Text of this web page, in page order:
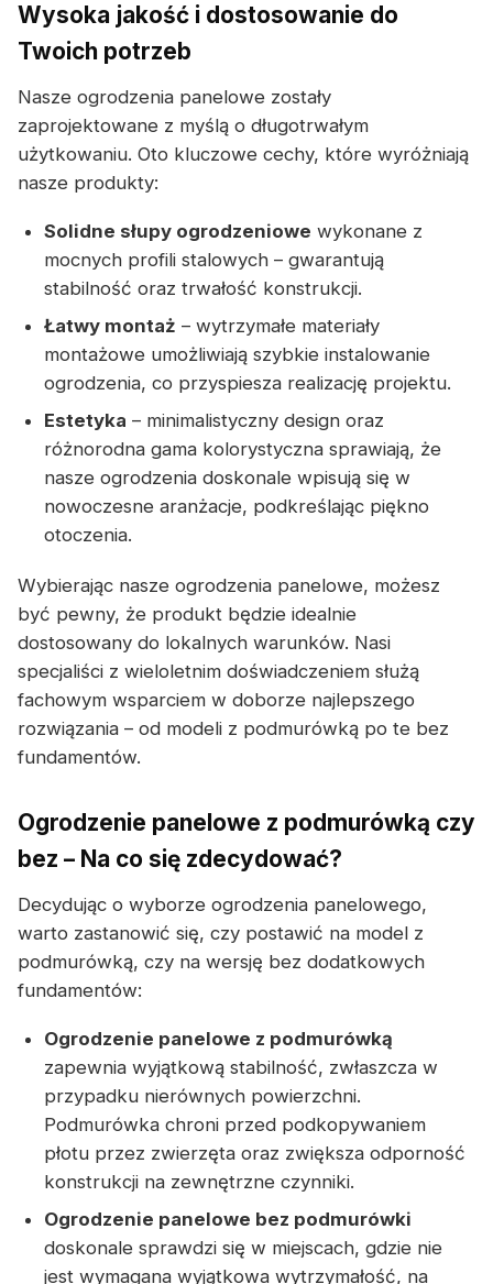
Wysoka jakość i dostosowanie do
Twoich potrzeb
Nasze ogrodzenia panelowe zostały
zaprojektowane z myślą o długotrwałym
użytkowaniu. Oto kluczowe cechy, które wyróżniają
nasze produkty:
Solidne słupy ogrodzeniowe wykonane z
mocnych profili stalowych – gwarantują
stabilność oraz trwałość konstrukcji.
Łatwy montaż – wytrzymałe materiały
montażowe umożliwiają szybkie instalowanie
ogrodzenia, co przyspiesza realizację projektu.
Estetyka – minimalistyczny design oraz
różnorodna gama kolorystyczna sprawiają, że
nasze ogrodzenia doskonale wpisują się w
nowoczesne aranżacje, podkreślając piękno
otoczenia.
Wybierając nasze ogrodzenia panelowe, możesz
być pewny, że produkt będzie idealnie
dostosowany do lokalnych warunków. Nasi
specjaliści z wieloletnim doświadczeniem służą
fachowym wsparciem w doborze najlepszego
rozwiązania – od modeli z podmurówką po te bez
fundamentów.
Ogrodzenie panelowe z podmurówką czy
bez – Na co się zdecydować?
Decydując o wyborze ogrodzenia panelowego,
warto zastanowić się, czy postawić na model z
podmurówką, czy na wersję bez dodatkowych
fundamentów:
Ogrodzenie panelowe z podmurówką
zapewnia wyjątkową stabilność, zwłaszcza w
przypadku nierównych powierzchni.
Podmurówka chroni przed podkopywaniem
płotu przez zwierzęta oraz zwiększa odporność
konstrukcji na zewnętrzne czynniki.
Ogrodzenie panelowe bez podmurówki
doskonale sprawdzi się w miejscach, gdzie nie
jest wymagana wyjątkowa wytrzymałość, na